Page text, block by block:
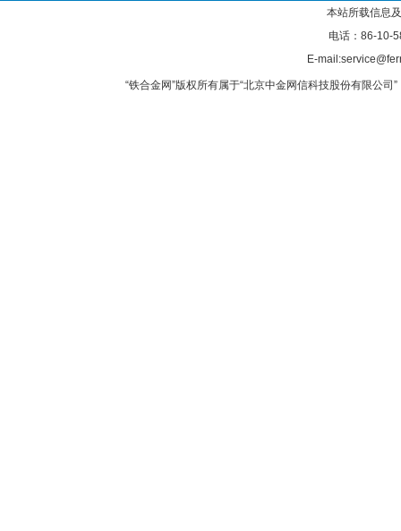
本站所载信息
电话：86-10-
E-
“铁合金网”版权所有属于“北京中金网信科技股份有限公司